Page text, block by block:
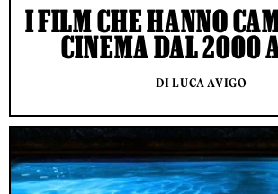
I FILM CHE HANNO
CINEMA DAL 2000
DI LUCA AVIGO